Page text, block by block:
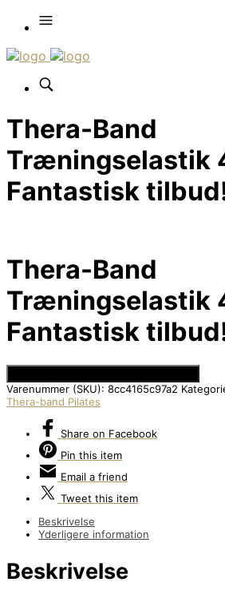
Thera-Band
Træningselastik
Fantastisk
Thera-Band
Træningselastik
Fantastisk
Varenummer (SKU): 8cc4165c97a2
Thera-band Pilates
Share on Facebook
Pin this item
Email a friend
Tweet this item
Beskrivelse
Yderligere information
Beskrivelse